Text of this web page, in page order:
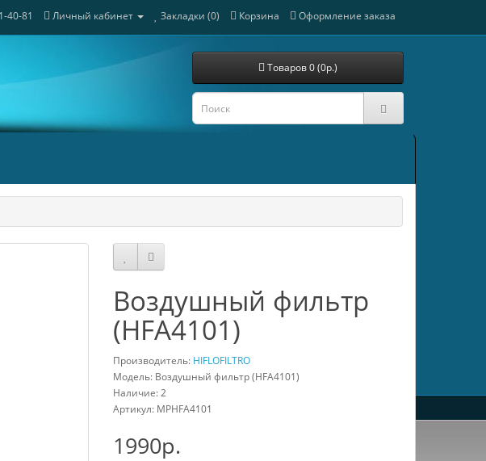
40-81 Личный кабинет Закладки (0) Корзина Оформление заказа
Товаров 0 (0р.)
Воздушный фильтр
(HFA4101)
Производитель: HIFLOFILTRO
Модель: Воздушный фильтр (HFA4101)
Наличие: 2
Артикул: MPHFA4101
1990р.